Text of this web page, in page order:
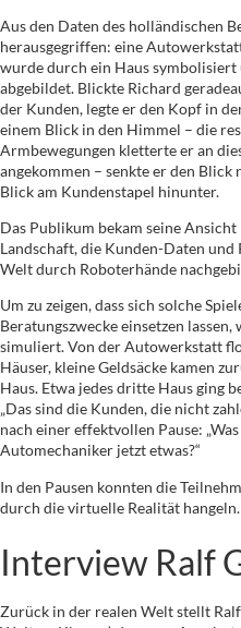
Aus den Daten des holländischen
herausgegriffen: eine
wurde durch ein Haus
abgebildet. Blickte Richard
der Kunden, legte er den Kopf in
einem Blick in den Himmel – die
Armbewegungen kletterte er an
angekommen – senkte er den
Blick am Kundenstapel hinunter.
Das Publikum bekam seine
Landschaft, die Kunden-Daten
Welt durch Roboterhände
Um zu zeigen, dass sich solche
Beratungszwecke einsetzen
simuliert. Von der Autowerkstatt
Häuser, kleine Geldsäcke kamen
Haus. Etwa jedes dritte Haus ging
„Das sind die Kunden, die nicht
nach einer effektvollen Pause:
Automechaniker jetzt etwas?“
In den Pausen konnten die
durch die virtuelle Realität hangeln.
Interview Ralf
Zurück in der realen Welt stellt